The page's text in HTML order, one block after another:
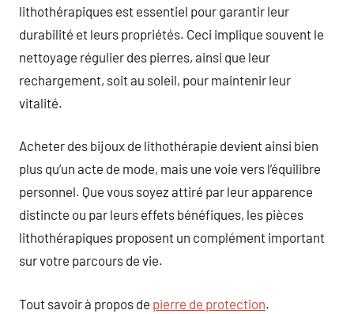
lithothérapiques est essentiel pour garantir leur
durabilité et leurs propriétés. Ceci implique souvent le
nettoyage régulier des pierres, ainsi que leur
rechargement, soit au soleil, pour maintenir leur
vitalité.
Acheter des bijoux de lithothérapie devient ainsi bien
plus qu’un acte de mode, mais une voie vers l’équilibre
personnel. Que vous soyez attiré par leur apparence
distincte ou par leurs effets bénéfiques, les pièces
lithothérapiques proposent un complément important
sur votre parcours de vie.
Tout savoir à propos de pierre de protection.